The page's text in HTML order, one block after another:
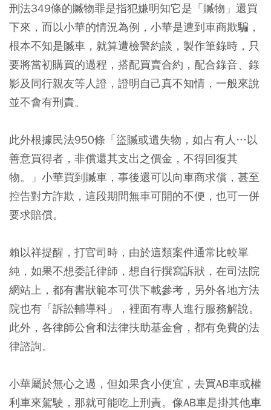
刑法349條的贓物罪是指犯嫌明知它是「贓物」還買
下來，而以小華的情況為例，小華是遭到車商欺騙，
根本不知是贓車，就算遭檢警約談，製作筆錄時，只
要將當初購買的過程，搭配買賣合約，配合錄音、錄
影及同行親友等人證，證明自己真不知情，一般來說
並不會有刑責。
此外根據民法950條「盜贓或遺失物，如占有人…以
善意買得者，非償還其支出之價金，不得回復其
物。」小華買到贓車，事後還可以向車商求償，甚至
控告對方詐欺，這段期間無車可開的不便，也可一併
要求賠償。
賴以祥提醒，打官司時，由於這類案件通常比較單
純，如果不想委託律師，想自行撰寫訴狀，在司法院
網站上，都有書狀範本可供下載參考，另外各地方法
院也有「訴訟輔導科」，裡面有專人進行服務解說。
此外，各律師公會和法律扶助基金會，都有免費的法
律諮詢。
小華屬於無心之過，但如果貪小便宜，去買AB車或權
利車來駕駛，那就可能吃上刑責。像AB車是掛其他車